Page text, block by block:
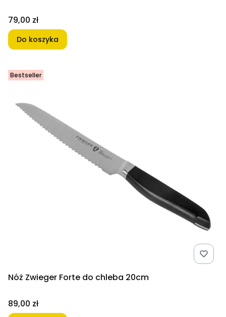
Cena
79,00 zł
Do koszyka
Bestseller
Nóż Zwieger Forte do chleba 20cm
Cena
89,00 zł